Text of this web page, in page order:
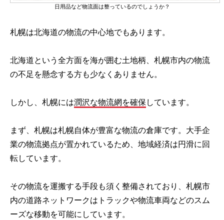
日用品など物流面は整っているのでしょうか？
札幌は北海道の物流の中心地でもあります。
北海道という全方面を海が囲む土地柄、札幌市内の物流
の不足を懸念する方も少なくありません。
しかし、札幌には潤沢な物流網を確保 しています。
まず、札幌は札幌自体が豊富な物流の倉庫です。大手企
業の物流拠点が置かれているため、地域経済は円滑に回
転しています。
その物流を運搬する手段も須く整備されており、札幌市
内の道路ネットワークはトラックや物流車両などのスム
ーズな移動を可能にしています。